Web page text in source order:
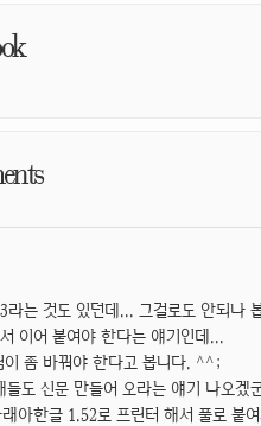
라는 것도 있던데... 그걸로도 안되나
이어 붙여야 한다는 얘기인데...
이 좀 바꿔야 한다고 봅니다. ^^;
들도 신문 만들어 오라는 얘기 나오겠
아한글 1.52로 프린터 해서 풀로 붙